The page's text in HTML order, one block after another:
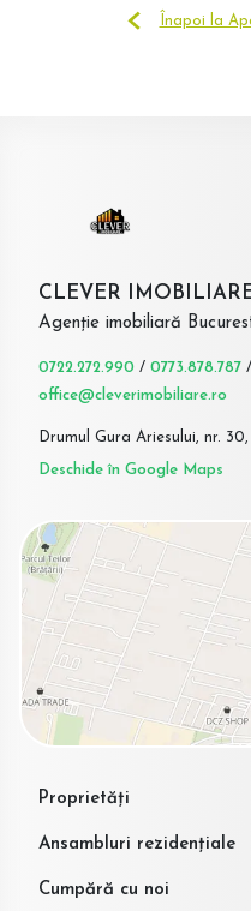
Înapoi la
CLEVER
Agenție imobiliară
0722.272.990 / 0773.878.787 /
office@cleverimobiliare.ro
Drumul Gura Ariesului, nr.
Deschide în Google Maps
Proprietăți
Ansambluri rezidențiale
Cumpără cu noi